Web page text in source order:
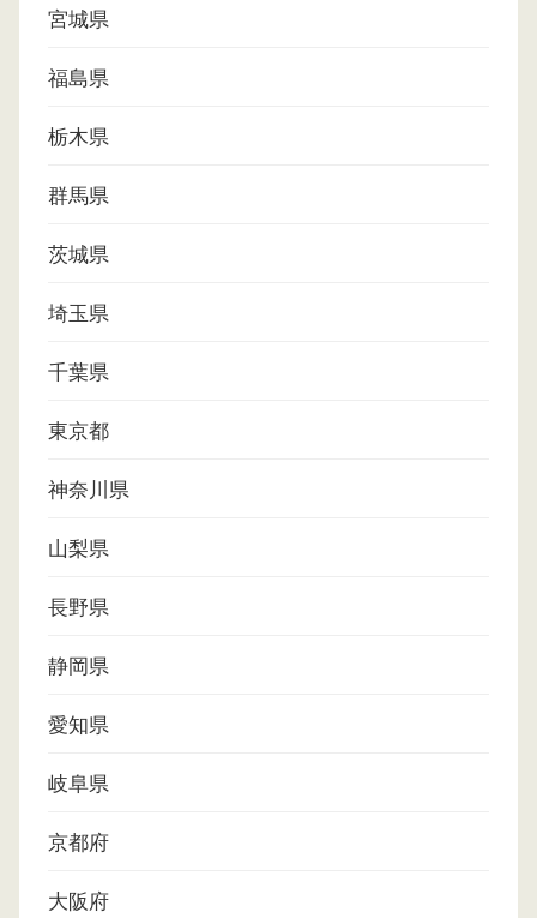
宮城県
福島県
栃木県
群馬県
茨城県
埼玉県
千葉県
東京都
神奈川県
山梨県
長野県
静岡県
愛知県
岐阜県
京都府
大阪府